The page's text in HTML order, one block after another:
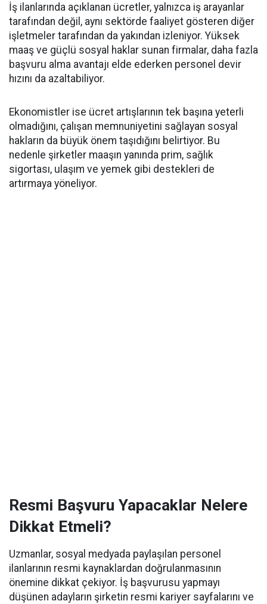
İş ilanlarında açıklanan ücretler, yalnızca iş arayanlar
tarafından değil, aynı sektörde faaliyet gösteren diğer
işletmeler tarafından da yakından izleniyor. Yüksek
maaş ve güçlü sosyal haklar sunan firmalar, daha fazla
başvuru alma avantajı elde ederken personel devir
hızını da azaltabiliyor.
Ekonomistler ise ücret artışlarının tek başına yeterli
olmadığını, çalışan memnuniyetini sağlayan sosyal
hakların da büyük önem taşıdığını belirtiyor. Bu
nedenle şirketler maaşın yanında prim, sağlık
sigortası, ulaşım ve yemek gibi destekleri de
artırmaya yöneliyor.
Resmi Başvuru Yapacaklar Nelere
Dikkat Etmeli?
Uzmanlar, sosyal medyada paylaşılan personel
ilanlarının resmi kaynaklardan doğrulanmasının
önemine dikkat çekiyor. İş başvurusu yapmayı
düşünen adayların şirketin resmi kariyer sayfalarını ve